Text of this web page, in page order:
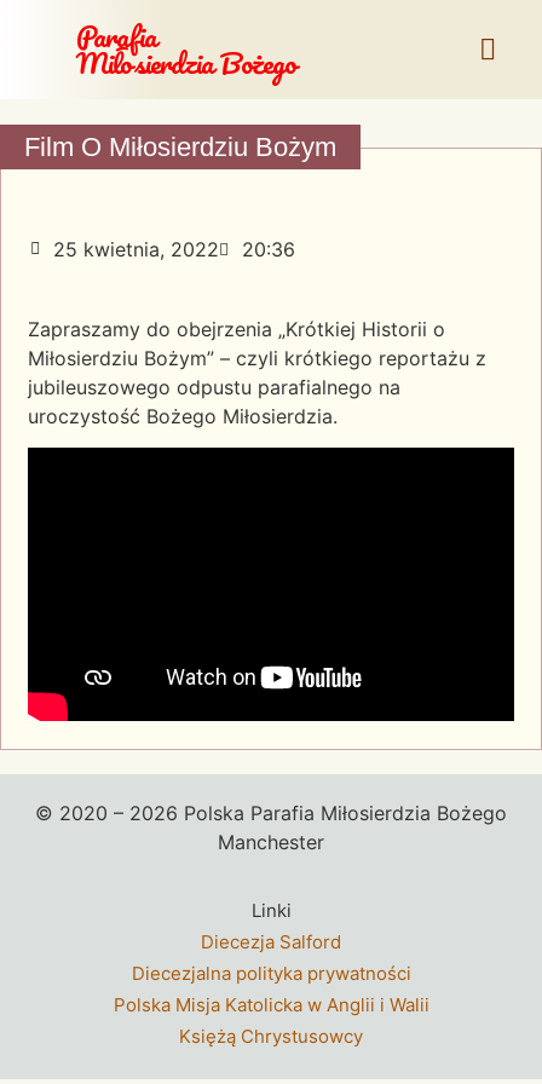
Parafia
Miłosierdzia Bożego
Film O Miłosierdziu Bożym
25 kwietnia, 2022 20:36
Zapraszamy do obejrzenia „Krótkiej Historii o
Miłosierdziu Bożym” – czyli krótkiego reportażu z
jubileuszowego odpustu parafialnego na
uroczystość Bożego Miłosierdzia.
© 2020 – 2026 Polska Parafia Miłosierdzia Bożego
Manchester
Linki
Diecezja Salford
Diecezjalna polityka prywatności
Polska Misja Katolicka w Anglii i Walii
Księżą Chrystusowcy